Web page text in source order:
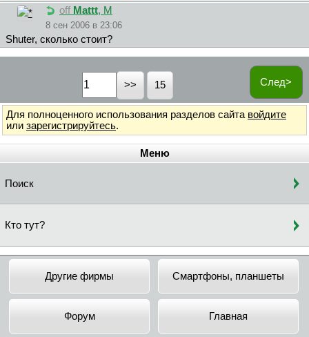
off Mattt, М
8 сен 2006 в 23:06
Shuter, сколько стоит?
След>
15
Для полноценного использования разделов сайта войдите
или зарегистрируйтесь.
Меню
Поиск
Кто тут?
Другие фирмы Смартфоны, планшеты
Форум Главная